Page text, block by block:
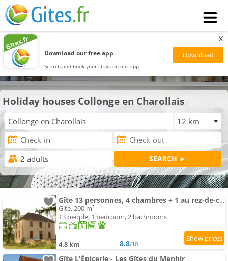
Download our free app
Search and book your stays on our app
x
Holiday houses Collonge en Charollais
Gîte 13 personnes, 4 chambres + 1 au rez-de-chaussée
Gite, 200 m²
13 people, 1 bedroom, 2 bathrooms
4.8 km 8.8/10
Gîte L'Épicerie - Les Gîtes du Menhir